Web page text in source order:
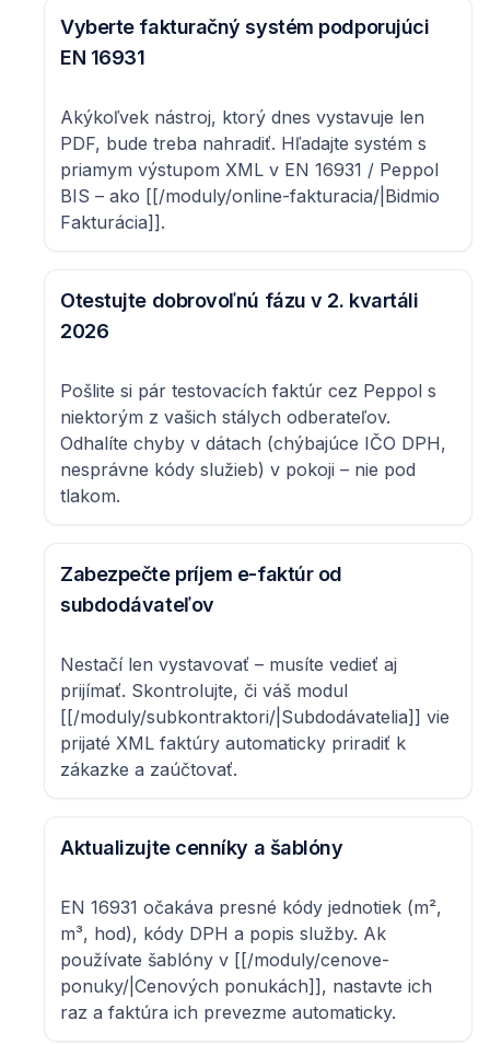
Vyberte fakturačný systém podporujúci
EN 16931
Akýkoľvek nástroj, ktorý dnes vystavuje len
PDF, bude treba nahradiť. Hľadajte systém s
priamym výstupom XML v EN 16931 / Peppol
BIS – ako [[/moduly/online-fakturacia/|Bidmio
Fakturácia]].
Otestujte dobrovoľnú fázu v 2. kvartáli
2026
Pošlite si pár testovacích faktúr cez Peppol s
niektorým z vašich stálych odberateľov.
Odhalíte chyby v dátach (chýbajúce IČO DPH,
nesprávne kódy služieb) v pokoji – nie pod
tlakom.
Zabezpečte príjem e-faktúr od
subdodávateľov
Nestačí len vystavovať – musíte vedieť aj
prijímať. Skontrolujte, či váš modul
[[/moduly/subkontraktori/|Subdodávatelia]] vie
prijaté XML faktúry automaticky priradiť k
zákazke a zaúčtovať.
Aktualizujte cenníky a šablóny
EN 16931 očakáva presné kódy jednotiek (m²,
m³, hod), kódy DPH a popis služby. Ak
používate šablóny v [[/moduly/cenove-
ponuky/|Cenových ponukách]], nastavte ich
raz a faktúra ich prevezme automaticky.